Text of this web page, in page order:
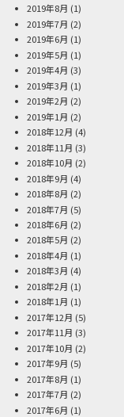
2019年8月 (1)
2019年7月 (2)
2019年6月 (1)
2019年5月 (1)
2019年4月 (3)
2019年3月 (1)
2019年2月 (2)
2019年1月 (2)
2018年12月 (4)
2018年11月 (3)
2018年10月 (2)
2018年9月 (4)
2018年8月 (2)
2018年7月 (5)
2018年6月 (2)
2018年5月 (2)
2018年4月 (1)
2018年3月 (4)
2018年2月 (1)
2018年1月 (1)
2017年12月 (5)
2017年11月 (3)
2017年10月 (2)
2017年9月 (5)
2017年8月 (1)
2017年7月 (2)
2017年6月 (1)